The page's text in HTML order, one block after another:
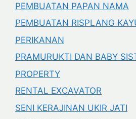
PEMBUATAN PAPAN NAMA
PEMBUATAN RISPLANG
PERIKANAN
PRAMURUKTI DAN BABY
PROPERTY
RENTAL EXCAVATOR
SENI KERAJINAN UKIR JATI